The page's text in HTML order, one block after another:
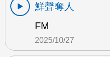
鮮聲奪人
FM
2025/10/27